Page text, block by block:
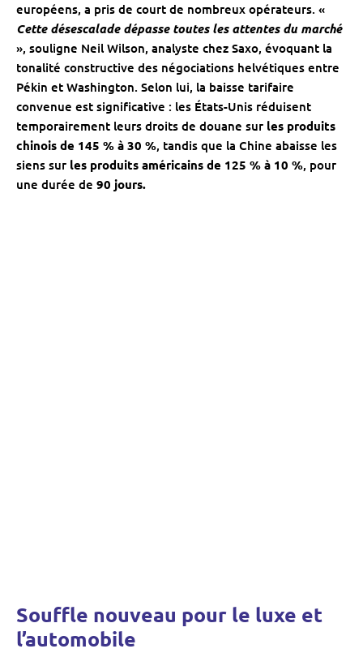
européens, a pris de court de nombreux opérateurs. «
Cette désescalade dépasse toutes les attentes du marché
», souligne Neil Wilson, analyste chez Saxo, évoquant la
tonalité constructive des négociations helvétiques entre
Pékin et Washington. Selon lui, la baisse tarifaire
convenue est significative : les États-Unis réduisent
temporairement leurs droits de douane sur les produits
chinois de 145 % à 30 %, tandis que la Chine abaisse les
siens sur les produits américains de 125 % à 10 %, pour
une durée de 90 jours.
Souffle nouveau pour le luxe et
l’automobile